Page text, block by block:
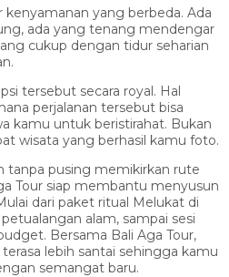
yang berbeda. Ada
ada yang tenang mendengar
cukup dengan tidur seharian
tersebut secara royal. Hal
perjalanan tersebut bisa
kamu untuk beristirahat. Bukan
wisata yang berhasil kamu foto.
tanpa pusing memikirkan rute
Tour siap membantu menyusun
dari paket ritual Melukat di
alam, sampai sesi
Bersama Bali Aga Tour,
lebih santai sehingga kamu
semangat baru.